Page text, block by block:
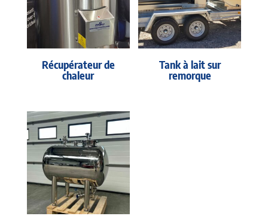
Récupérateur de
chaleur
Tank à lait sur
remorque